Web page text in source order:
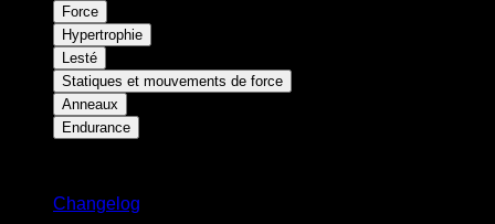
Force
Hypertrophie
Lesté
Statiques et mouvements de force
Anneaux
Endurance
Changelog